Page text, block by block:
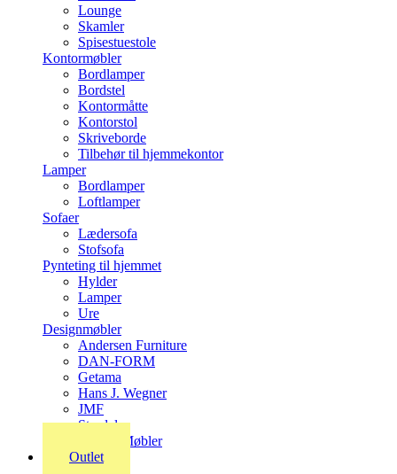
Lounge
Skamler
Spisestuestole
Kontormøbler
Bordlamper
Bordstel
Kontormåtte
Kontorstol
Skriveborde
Tilbehør til hjemmekontor
Lamper
Bordlamper
Loftlamper
Sofaer
Lædersofa
Stofsofa
Pynteting til hjemmet
Hylder
Lamper
Ure
Designmøbler
Andersen Furniture
DAN-FORM
Getama
Hans J. Wegner
JMF
Stordal
Stouby Møbler
Outlet